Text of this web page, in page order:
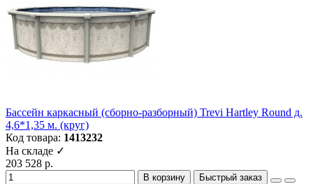
Бассейн каркасный (сборно-разборный) Trevi Hartley Round д.
4,6*1,35 м. (круг)
Код товара: 1413232
На складе ✓
203 528 р.
В корзину Быстрый заказ